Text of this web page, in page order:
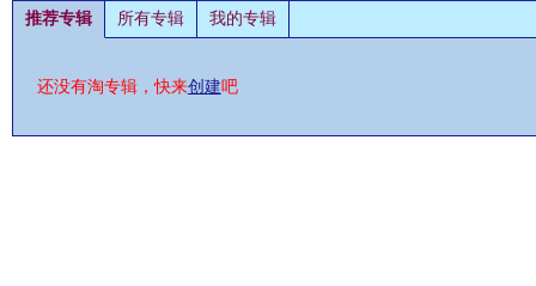
›
推荐专辑 所有专辑 我的专辑
还没有淘专辑，快来创建吧